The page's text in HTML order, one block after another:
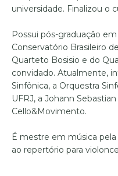
universidade. Finalizou o
Possui pós-graduação
Conservatório Brasileiro
Quarteto Bosisio e do
convidado. Atualmente,
Sinfônica, a Orquestra
UFRJ, a Johann
Cello&Movimento.
É mestre em música
ao repertório para